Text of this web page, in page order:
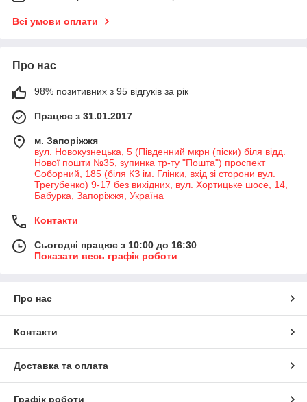
Всі умови оплати
Про нас
98% позитивних з 95 відгуків за рік
Працює з 31.01.2017
м. Запоріжжя
вул. Новокузнецька, 5 (Південний мкрн (піски) біля відд.
Нової пошти №35, зупинка тр-ту "Пошта") проспект
Соборний, 185 (біля КЗ ім. Глінки, вхід зі сторони вул.
Трегубенко) 9-17 без вихідних, вул. Хортицьке шосе, 14,
Бабурка, Запоріжжя, Україна
Контакти
Сьогодні працює з 10:00 до 16:30
Показати весь графік роботи
Про нас
Контакти
Доставка та оплата
Графік роботи